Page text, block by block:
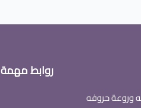
وروعة حروفه
روابط مهمة